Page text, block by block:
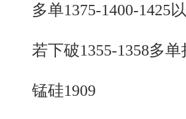
多单1375-1400-1425
若下破1355-1358多单
锰硅1909